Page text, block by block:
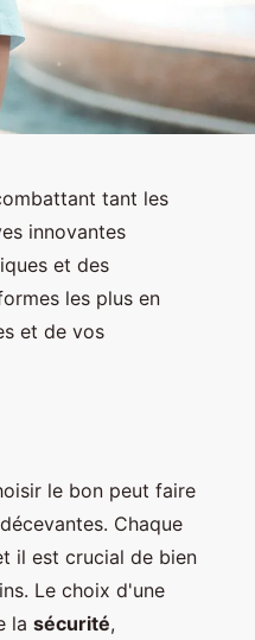
tant les
innovantes
et des
les plus en
et de vos
le bon peut faire
Chaque
il est crucial de bien
Le choix d'une
la sécurité,